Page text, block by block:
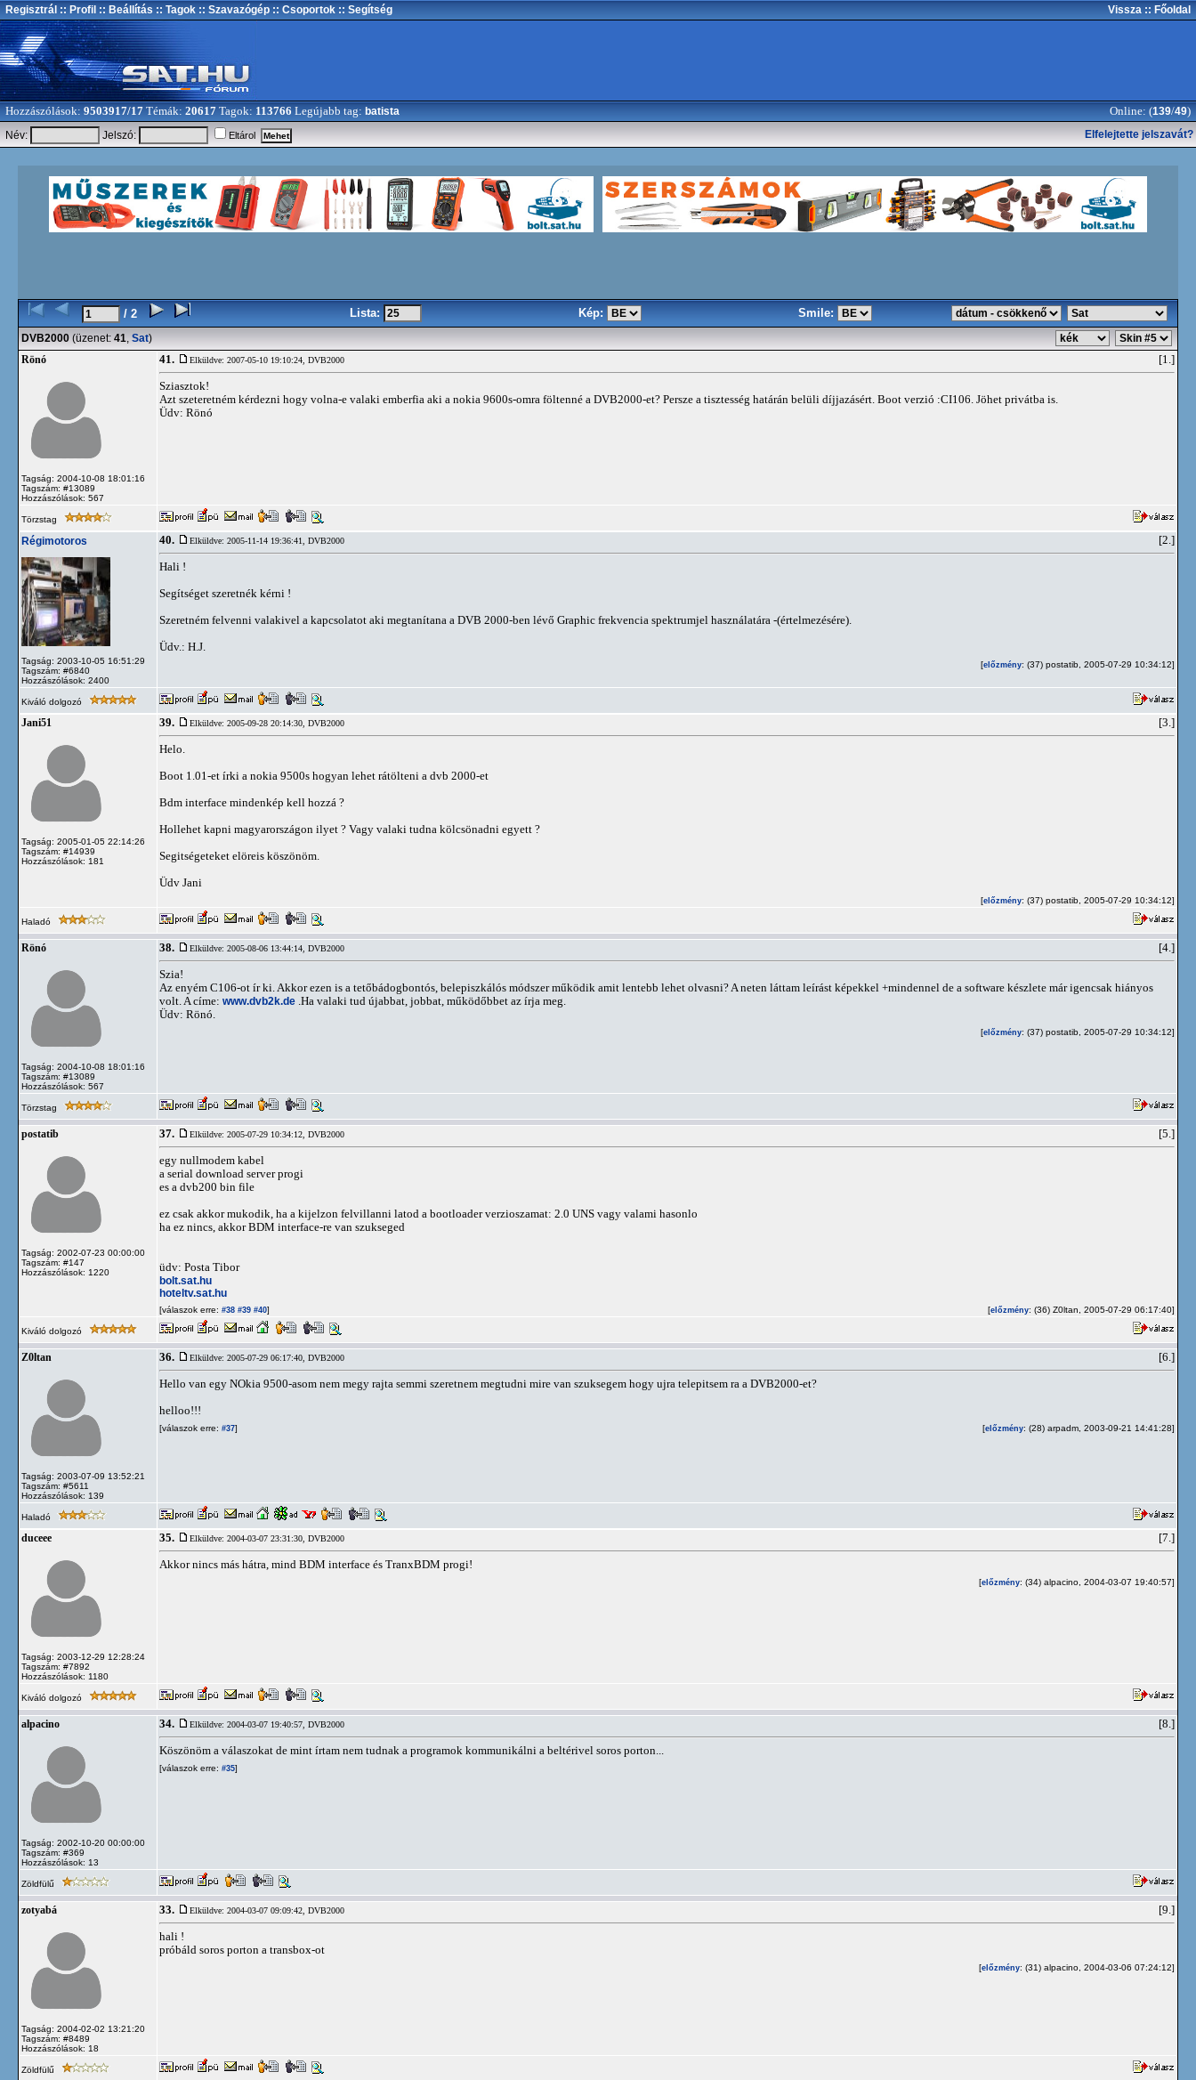
Regisztrál :: Profil :: Beállítás :: Tagok :: Szavazógép :: Csoportok :: Segítség Vissza :: Főoldal
Hozzászólások: 9503917/17 Témák: 20617 Tagok: 113766 Legújabb tag: batista Online: (139/49)
Név: Jelszó: Eltárol Elfelejtette jelszavát?
/ 2 Lista: Kép: Smile:
DVB2000 (üzenet: 41, Sat)
Rönó
Tagság: 2004-10-08 18:01:16
Tagszám: #13089
Hozzászólások: 567
41. Elküldve: 2007-05-10 19:10:24, DVB2000 [1.]
Sziasztok!
Azt szeteretném kérdezni hogy volna-e valaki emberfia aki a nokia 9600s-omra föltenné a DVB2000-et? Persze a tisztesség határán belüli díjjazásért. Boot verzió :CI106. Jöhet privátba is.
Üdv: Rönó
Törzstag
Régimotoros
Tagság: 2003-10-05 16:51:29
Tagszám: #6840
Hozzászólások: 2400
40. Elküldve: 2005-11-14 19:36:41, DVB2000 [2.]
Hali !
Segítséget szeretnék kérni !
Szeretném felvenni valakivel a kapcsolatot aki megtanítana a DVB 2000-ben lévő Graphic frekvencia spektrumjel használatára -(értelmezésére).
Üdv.: H.J.
[előzmény: (37) postatib, 2005-07-29 10:34:12]
Kiváló dolgozó
Jani51
Tagság: 2005-01-05 22:14:26
Tagszám: #14939
Hozzászólások: 181
39. Elküldve: 2005-09-28 20:14:30, DVB2000 [3.]
Helo.
Boot 1.01-et írki a nokia 9500s hogyan lehet rátölteni a dvb 2000-et
Bdm interface mindenkép kell hozzá ?
Hollehet kapni magyarországon ilyet ? Vagy valaki tudna kölcsönadni egyett ?
Segitségeteket elöreis köszönöm.
Üdv Jani
[előzmény: (37) postatib, 2005-07-29 10:34:12]
Haladó
Rönó
Tagság: 2004-10-08 18:01:16
Tagszám: #13089
Hozzászólások: 567
38. Elküldve: 2005-08-06 13:44:14, DVB2000 [4.]
Szia!
Az enyém C106-ot ír ki. Akkor ezen is a tetőbádogbontós, belepiszkálós módszer működik amit lentebb lehet olvasni? A neten láttam leírást képekkel +mindennel de a software készlete már igencsak hiányos
volt. A címe: www.dvb2k.de .Ha valaki tud újabbat, jobbat, működőbbet az írja meg.
Üdv: Rönó.
[előzmény: (37) postatib, 2005-07-29 10:34:12]
Törzstag
postatib
Tagság: 2002-07-23 00:00:00
Tagszám: #147
Hozzászólások: 1220
37. Elküldve: 2005-07-29 10:34:12, DVB2000 [5.]
egy nullmodem kabel
a serial download server progi
es a dvb200 bin file
ez csak akkor mukodik, ha a kijelzon felvillanni latod a bootloader verzioszamat: 2.0 UNS vagy valami hasonlo
ha ez nincs, akkor BDM interface-re van szukseged
üdv: Posta Tibor
bolt.sat.hu
hoteltv.sat.hu
[válaszok erre: #38 #39 #40] [előzmény: (36) Z0ltan, 2005-07-29 06:17:40]
Kiváló dolgozó
Z0ltan
Tagság: 2003-07-09 13:52:21
Tagszám: #5611
Hozzászólások: 139
36. Elküldve: 2005-07-29 06:17:40, DVB2000 [6.]
Hello van egy NOkia 9500-asom nem megy rajta semmi szeretnem megtudni mire van szuksegem hogy ujra telepitsem ra a DVB2000-et?
helloo!!!
[válaszok erre: #37] [előzmény: (28) arpadm, 2003-09-21 14:41:28]
Haladó
duceee
Tagság: 2003-12-29 12:28:24
Tagszám: #7892
Hozzászólások: 1180
35. Elküldve: 2004-03-07 23:31:30, DVB2000 [7.]
Akkor nincs más hátra, mind BDM interface és TranxBDM progi!
[előzmény: (34) alpacino, 2004-03-07 19:40:57]
Kiváló dolgozó
alpacino
Tagság: 2002-10-20 00:00:00
Tagszám: #369
Hozzászólások: 13
34. Elküldve: 2004-03-07 19:40:57, DVB2000 [8.]
Köszönöm a válaszokat de mint írtam nem tudnak a programok kommunikálni a beltérivel soros porton...
[válaszok erre: #35]
Zöldfülű
zotyabá
Tagság: 2004-02-02 13:21:20
Tagszám: #8489
Hozzászólások: 18
33. Elküldve: 2004-03-07 09:09:42, DVB2000 [9.]
hali !
próbáld soros porton a transbox-ot
[előzmény: (31) alpacino, 2004-03-06 07:24:12]
Zöldfülű